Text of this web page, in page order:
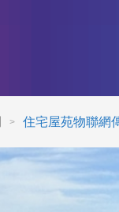
> 住宅屋苑物聯網